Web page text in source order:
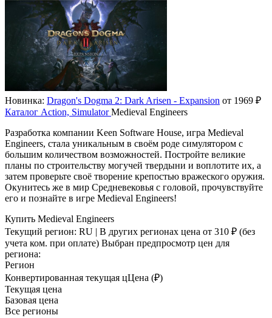
Новинка: Dragon's Dogma 2: Dark Arisen - Expansion от 1969 ₽
Каталог Action, Simulator Medieval Engineers
Разработка компании Keen Software House, игра Medieval
Engineers, стала уникальным в своём роде симулятором с
большим количеством возможностей. Постройте великие
планы по строительству могучей твердыни и воплотите их, а
затем проверьте своё творение крепостью вражеского оружия.
Окунитесь же в мир Средневековья с головой, прочувствуйте
его и познайте в игре Medieval Engineers!
Купить Medieval Engineers
Текущий регион: RU | В других регионах цена от 310 ₽ (без
учета ком. при оплате) Выбран предпросмотр цен для
региона:
Регион
Конвертированная текущая цЦена (₽)
Текущая цена
Базовая цена
Все регионы